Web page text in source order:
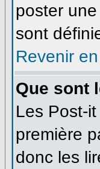
poster
sont
Revenir
Que sont
Les Post-
première
donc les